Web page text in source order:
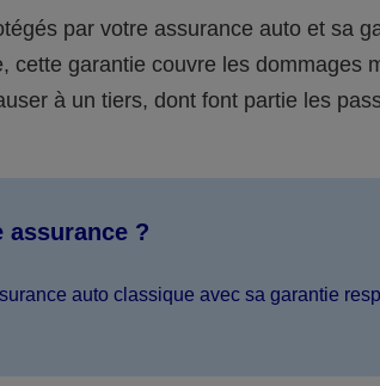
par votre assurance auto et sa
cette garantie couvre les dommages
à un tiers, dont font partie les
assurance ?
auto classique avec sa garantie